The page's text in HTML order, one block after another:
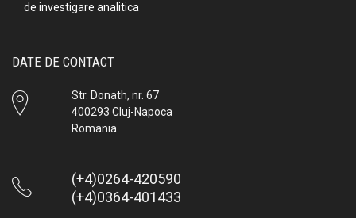
de investigare analitica
DATE DE CONTACT
Str. Donath, nr. 67
400293 Cluj-Napoca
Romania
(+4)0264-420590
(+4)0364-401433